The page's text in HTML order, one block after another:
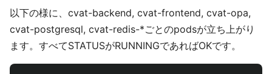
以下の様に、cvat-backend, cvat-frontend, cvat-opa,
cvat-postgresql, cvat-redis-*ごとのpodsが立ち上がり
ます。すべてSTATUSがRUNNINGであればOKです。